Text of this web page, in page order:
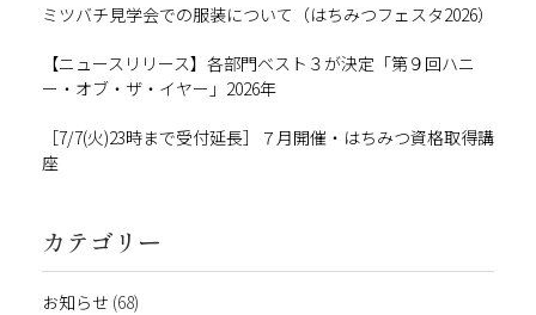
ミツバチ見学会での服装について（はちみつフェスタ2026）
【ニュースリリース】各部門ベスト３が決定「第９回ハニ
ー・オブ・ザ・イヤー」2026年
［7/7(火)23時まで受付延長］７月開催・はちみつ資格取得講
座
カテゴリー
お知らせ (68)